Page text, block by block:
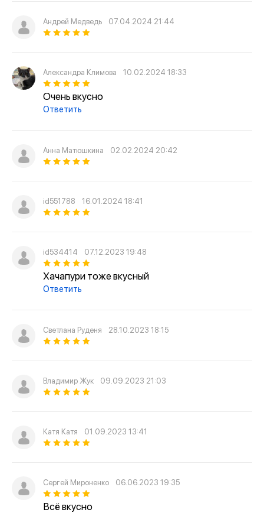
квели». А бездрожжевое тесто, к слову, делается на
мацони (местный кисломолочный напиток).
переводится хачапури):
1. Аджарские — готовятся в форме лодочек. Кроме
сыра, в начинку также добавляется сливочное масло
незамедлительно отправлять в рот!
Готовое изделие можно рвать руками или порезать
на треугольники и есть, пока свежее.
есть как внутри, так и сверху хачапури.
4. Гурийские — по внешнему виду напоминают
полумесяц. А начинка — сыр и вареное яйцо.
Андрей Медведь 07.04.2024 21:44
Александра Климова 10.02.2024 18:33
Очень вкусно
Ответить
Анна Матюшкина 02.02.2024 20:42
id551788 16.01.2024 18:41
id534414 07.12.2023 19:48
Хачапури тоже вкусный
Ответить
Светлана Руденя 28.10.2023 18:15
Владимир Жук 09.09.2023 21:03
Катя Катя 01.09.2023 13:41
Сергей Мироненко 06.06.2023 19:35
Всё вкусно